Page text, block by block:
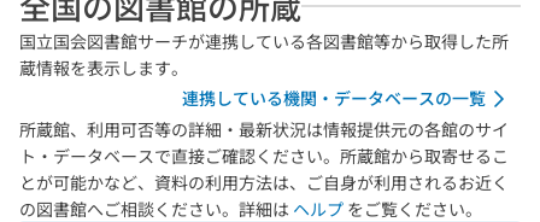
国立国会図書館サーチが連携している各図書館等から取得した所
蔵情報を表示します。
連携している機関・データベースの一覧
所蔵館、利用可否等の詳細・最新状況は情報提供元の各館のサイ
ト・データベースで直接ご確認ください。所蔵館から取寄せるこ
とが可能かなど、資料の利用方法は、ご自身が利用されるお近く
の図書館へご相談ください。詳細は ヘルプ をご覧ください。